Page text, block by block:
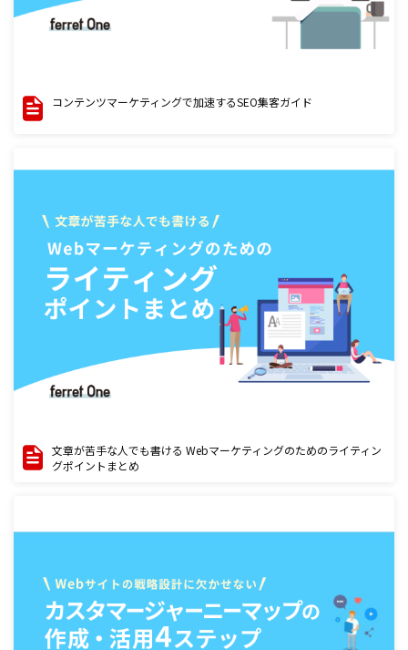
コンテンツマーケティングで加速するSEO集客ガイド
文章が苦手な人でも書ける Webマーケティングのためのライティン
グポイントまとめ